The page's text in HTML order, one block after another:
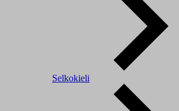
Selkokieli